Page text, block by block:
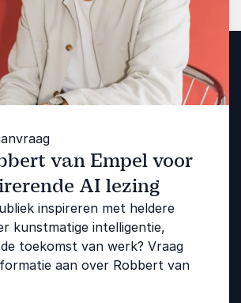
van Empel voor
AI lezing
inspireren met heldere
kunstmatige intelligentie,
toekomst van werk? Vraag
aan over Robbert van